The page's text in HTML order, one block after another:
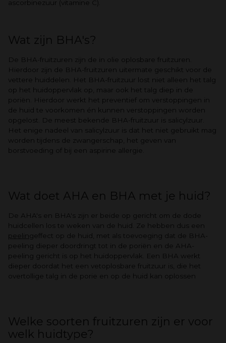
ascorbinezuur (vitamine C).
Wat zijn BHA's?
De BHA-fruitzuren zijn de in olie oplosbare fruitzuren.
Hierdoor zijn de BHA-fruitzuren uitermate geschikt voor de
vettere huiddelen. Het BHA-fruitzuur lost niet alleen het talg
op het huidoppervlak op, maar ook het talg diep in de
poriën. Hierdoor werkt het preventief om verstoppingen in
de huid te voorkomen én kunnen verstoppingen worden
opgelost. De meest bekende BHA-fruitzuur is salicylzuur.
Het enige nadeel van salicylzuur is dat het niet gebruikt mag
worden tijdens de zwangerschap, het geven van
borstvoeding of bij een aspirine allergie.
Wat doet AHA en BHA met je huid?
De AHA's en BHA's zijn er beide op gericht om de dode
huidcellen los te weken van de huid. Ze hebben dus een
peelingeffect op de huid, met als toevoeging dat de BHA-
peeling dieper doordringt tot in de poriën en de AHA-
peeling gericht is op het huidoppervlak. Een BHA werkt
dieper doordat het een vetoplosbare fruitzuur is, die het
overtollige talg in de porie en op de huid kan oplossen
Welke soorten fruitzuren zijn er voor
welk huidtype?